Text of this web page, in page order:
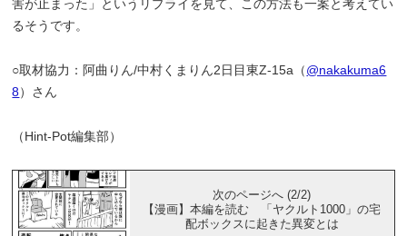
害が止まった」というリプライを見て、この方法も一案と考えてい
るそうです。
○取材協力：阿曲りん/中村くまりん2日目東Z-15a（@nakakuma6
8）さん
（Hint-Pot編集部）
次のページへ (2/2)
【漫画】本編を読む 「ヤクルト1000」の宅
配ボックスに起きた異変とは